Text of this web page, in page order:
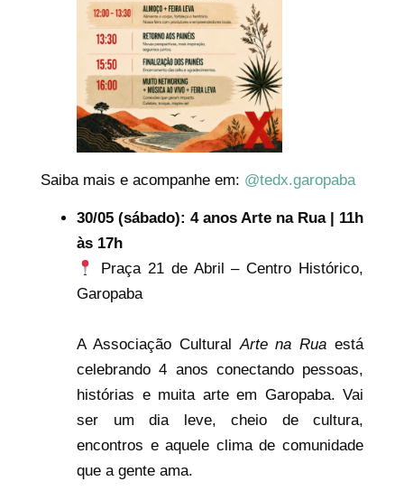
Saiba mais e acompanhe em: @tedx.garopaba
30/05 (sábado): 4 anos Arte na Rua | 11h
às 17h
Praça 21 de Abril – Centro Histórico,
Garopaba
A Associação CulturalArte na Rua está
celebrando 4 anos conectando pessoas,
histórias e muita arte em Garopaba. Vai
ser um dia leve, cheio de cultura,
encontros e aquele clima de comunidade
que a gente ama.